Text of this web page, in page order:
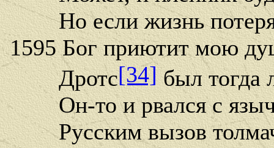
Но если жизнь
1595 Бог приютит мою
Дротс[34]был тогда
Он-то и рвался с
Русским вызов толмач